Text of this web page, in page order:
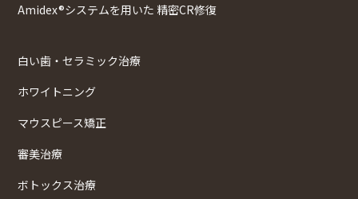
Amidex®システムを用いた 精密CR修復
白い歯・セラミック治療
ホワイトニング
マウスピース矯正
審美治療
ボトックス治療